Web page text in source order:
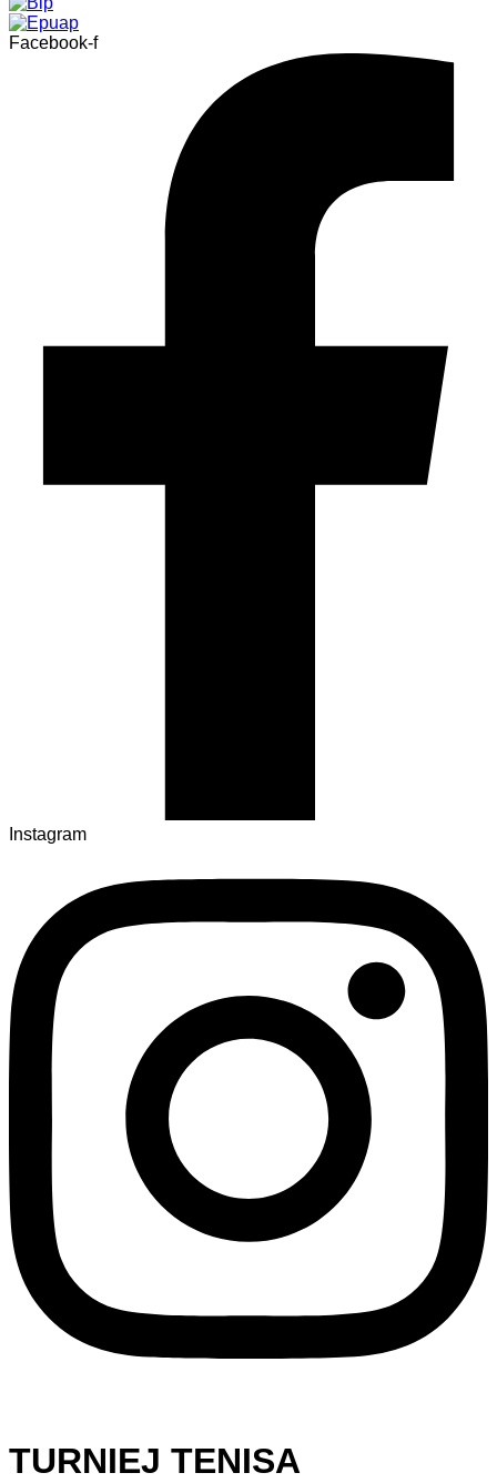
Facebook-f
Instagram
TURNIEJ TENISA